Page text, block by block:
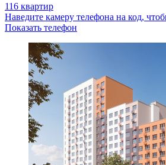
116 квартир
Наведите камеру телефона на код,
Показать телефон